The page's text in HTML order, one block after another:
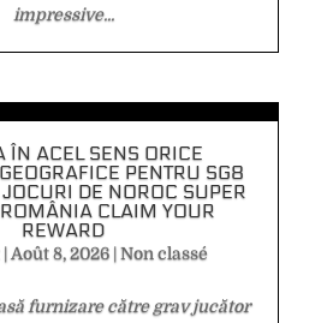
impressive...
ÎN ACEL SENS ORICE
PENTRU SG8
DE NOROC SUPER
CLAIM YOUR
REWARD
|Août 8, 2026|Non classé
furnizare către grav jucător